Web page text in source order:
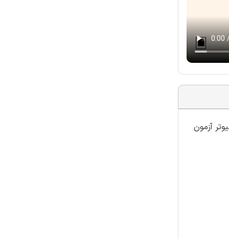
رشته کامپیوتر آزمون